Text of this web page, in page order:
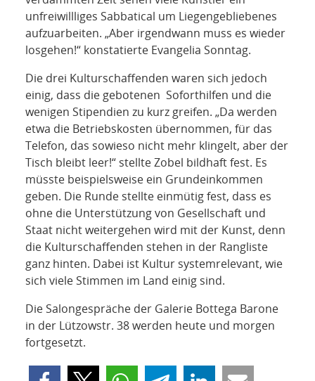
unfreiwillliges Sabbatical um Liegengebliebenes
aufzuarbeiten. „Aber irgendwann muss es wieder
losgehen!“ konstatierte Evangelia Sonntag.
Die drei Kulturschaffenden waren sich jedoch
einig, dass die gebotenen Soforthilfen und die
wenigen Stipendien zu kurz greifen. „Da werden
etwa die Betriebskosten übernommen, für das
Telefon, das sowieso nicht mehr klingelt, aber der
Tisch bleibt leer!“ stellte Zobel bildhaft fest. Es
müsste beispielsweise ein Grundeinkommen
geben. Die Runde stellte einmütig fest, dass es
ohne die Unterstützung von Gesellschaft und
Staat nicht weitergehen wird mit der Kunst, denn
die Kulturschaffenden stehen in der Rangliste
ganz hinten. Dabei ist Kultur systemrelevant, wie
sich viele Stimmen im Land einig sind.
Die Salongespräche der Galerie Bottega Barone
in der Lützowstr. 38 werden heute und morgen
fortgesetzt.